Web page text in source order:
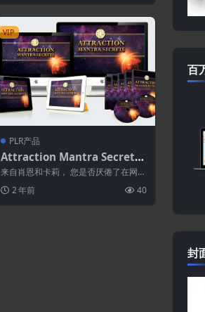
VIP
PLR产品
Attraction Mantra Secrets
专业版
来自肖恩和卡莉， 您是否厌倦了在网上
来，只是为...
2 年前 40
百
封